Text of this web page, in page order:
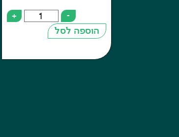
-
+
הוספה לסל